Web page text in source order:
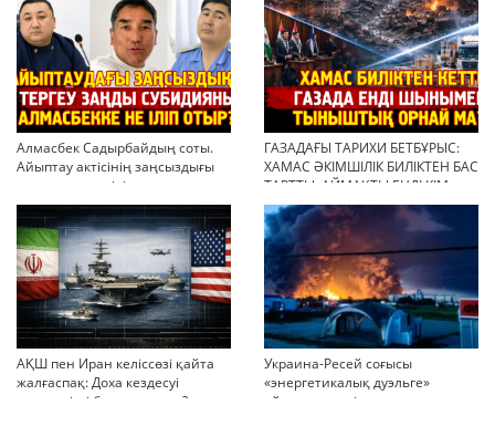
Алмасбек Садырбайдың соты.
Айыптау актісінің заңсыздығы
мен қолдан өсірілген
миллиондар
ГАЗАДАҒЫ ТАРИХИ БЕТБҰРЫС:
ХАМАС ӘКІМШІЛІК БИЛІКТЕН БАС
ТАРТТЫ. АЙМАҚТЫ ЕНДІ КІМ
БАСҚАРАДЫ?
АҚШ пен Иран келіссөзі қайта
жалғаспақ: Доха кездесуі
шиеленісті бәсеңдете ме?
Украина-Ресей соғысы
«энергетикалық дуэльге»
айналып кетті